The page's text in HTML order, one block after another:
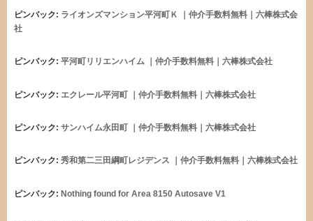
ピンバック: ライオンズマンション平河町Ｋ ｜仲介手数料無料｜六棒株式会
社
ピンバック: 平河町リリエンハイム ｜仲介手数料無料｜六棒株式会社
ピンバック: エクレール平河町 ｜仲介手数料無料｜六棒株式会社
ピンバック: サンハイム永田町 ｜仲介手数料無料｜六棒株式会社
ピンバック: 秀和第二三田綱町レジデンス ｜仲介手数料無料｜六棒株式会社
ピンバック: Nothing found for Area 8150 Autosave V1